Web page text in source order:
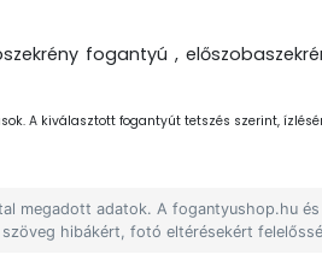
fogantyú ,
A kiválasztott fogantyút tetszés szerint,
megadott adatok. A fogantyushop.hu
hibákért, fotó eltérésekért